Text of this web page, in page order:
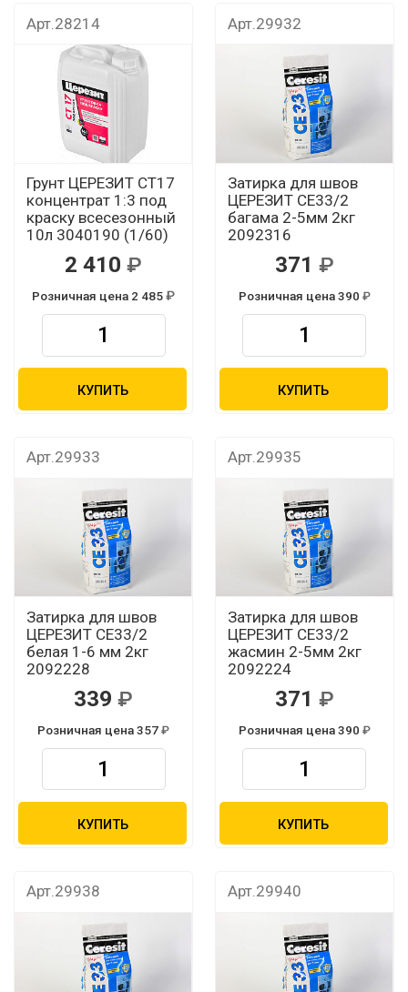
Арт.28214
Грунт ЦЕРЕЗИТ CТ17
концентрат 1:3 под
краску всесезонный
10л 3040190 (1/60)
2 410
Розничная цена 2 485
КУПИТЬ
Арт.29932
Затирка для швов
ЦЕРЕЗИТ CЕ33/2
багама 2-5мм 2кг
2092316
371
Розничная цена 390
КУПИТЬ
Арт.29933
Затирка для швов
ЦЕРЕЗИТ CЕ33/2
белая 1-6 мм 2кг
2092228
339
Розничная цена 357
КУПИТЬ
Арт.29935
Затирка для швов
ЦЕРЕЗИТ CЕ33/2
жасмин 2-5мм 2кг
2092224
371
Розничная цена 390
КУПИТЬ
Арт.29938 Арт.29940